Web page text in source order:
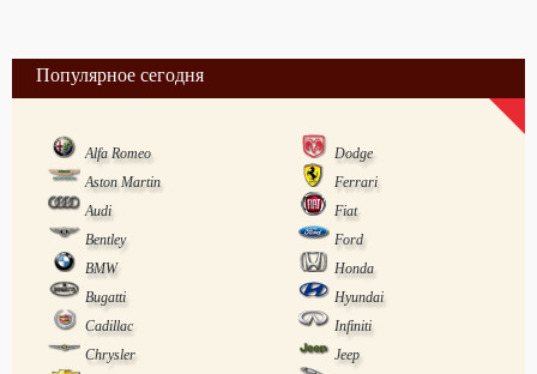
Популярное сегодня
Alfa Romeo
Dodge
Aston Martin
Ferrari
Audi
Fiat
Bentley
Ford
BMW
Honda
Bugatti
Hyundai
Cadillac
Infiniti
Chrysler
Jeep